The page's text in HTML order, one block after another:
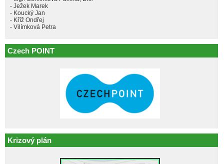
- Ježek Marek
- Koucký Jan
- Kříž Ondřej
- Vilímková Petra
Czech POINT
Krizový plán